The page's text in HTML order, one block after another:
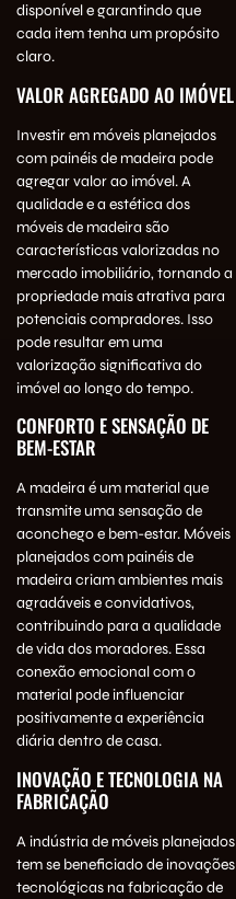
disponível e garantindo que
cada item tenha um propósito
claro.
VALOR AGREGADO AO IMÓVEL
Investir em móveis planejados
com painéis de madeira pode
agregar valor ao imóvel. A
qualidade e a estética dos
móveis de madeira são
características valorizadas no
mercado imobiliário, tornando a
propriedade mais atrativa para
potenciais compradores. Isso
pode resultar em uma
valorização significativa do
imóvel ao longo do tempo.
CONFORTO E SENSAÇÃO DE
BEM-ESTAR
A madeira é um material que
transmite uma sensação de
aconchego e bem-estar. Móveis
planejados com painéis de
madeira criam ambientes mais
agradáveis e convidativos,
contribuindo para a qualidade
de vida dos moradores. Essa
conexão emocional com o
material pode influenciar
positivamente a experiência
diária dentro de casa.
INOVAÇÃO E TECNOLOGIA NA
FABRICAÇÃO
A indústria de móveis planejados
tem se beneficiado de inovações
tecnológicas na fabricação de